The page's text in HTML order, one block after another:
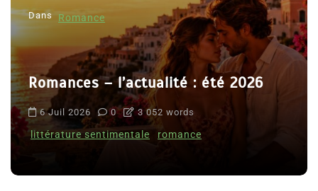
Dans Romance
Romances – l’actualité : été 2026
6 Juil 2026 0 3 052 words
littérature sentimentale romance